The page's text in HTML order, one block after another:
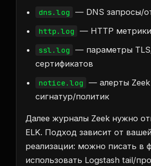
dns.log — DNS запросы/
http.log — HTTP
ssl.log
— параметры
сертификатов
notice.log
— алерты
сигнатур/политик
Далее журналы Zeek нужно
ELK. Подход зависит от
реализации: можно писать в
использовать Logstash tail/